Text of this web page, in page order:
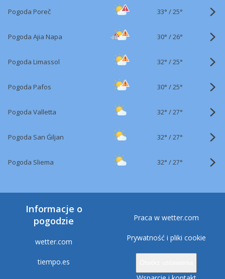
Pogoda Poreč 33° /25°
Pogoda Ajia Napa 30° /26°
Pogoda Limassol 32° /25°
Pogoda Pafos 30° /25°
Pogoda Valletta 32° /27°
Pogoda San Ġiljan 32° /27°
Pogoda Sliema 32° /27°
Informacje o
pogodzie
wetter.com
tiempo.es
Praca w wetter.com
Prywatność i pliki cookie